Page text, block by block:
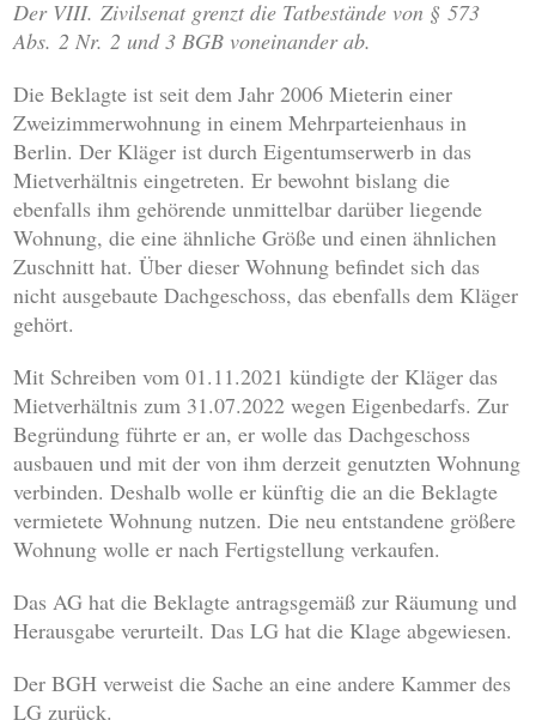
Der VIII. Zivilsenat grenzt die Tatbestände von § 573
Abs. 2 Nr. 2 und 3 BGB voneinander ab.
Die Beklagte ist seit dem Jahr 2006 Mieterin einer
Zweizimmerwohnung in einem Mehrparteienhaus in
Berlin. Der Kläger ist durch Eigentumserwerb in das
Mietverhältnis eingetreten. Er bewohnt bislang die
ebenfalls ihm gehörende unmittelbar darüber liegende
Wohnung, die eine ähnliche Größe und einen ähnlichen
Zuschnitt hat. Über dieser Wohnung befindet sich das
nicht ausgebaute Dachgeschoss, das ebenfalls dem Kläger
gehört.
Mit Schreiben vom 01.11.2021 kündigte der Kläger das
Mietverhältnis zum 31.07.2022 wegen Eigenbedarfs. Zur
Begründung führte er an, er wolle das Dachgeschoss
ausbauen und mit der von ihm derzeit genutzten Wohnung
verbinden. Deshalb wolle er künftig die an die Beklagte
vermietete Wohnung nutzen. Die neu entstandene größere
Wohnung wolle er nach Fertigstellung verkaufen.
Das AG hat die Beklagte antragsgemäß zur Räumung und
Herausgabe verurteilt. Das LG hat die Klage abgewiesen.
Der BGH verweist die Sache an eine andere Kammer des
LG zurück.